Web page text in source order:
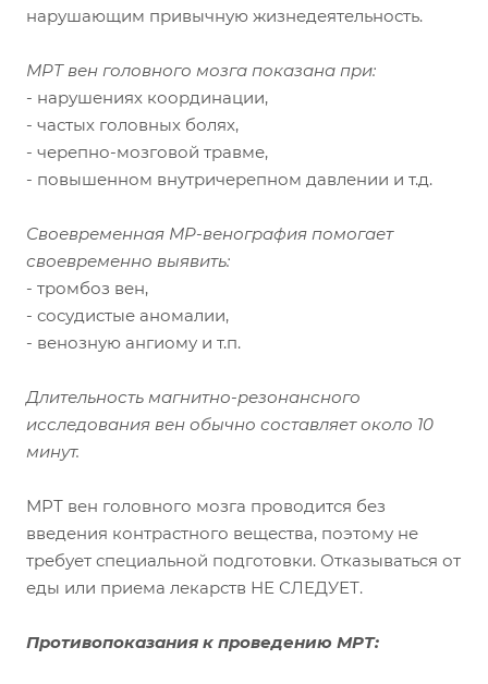
нарушающим привычную жизнедеятельность.
МРТ вен головного мозга показана при:
- нарушениях координации,
- частых головных болях,
- черепно-мозговой травме,
- повышенном внутричерепном давлении и т.д.
Своевременная МР-венография помогает
своевременно выявить:
- тромбоз вен,
- сосудистые аномалии,
- венозную ангиому и т.п.
Длительность магнитно-резонансного
исследования вен обычно составляет около 10
минут.
МРТ вен головного мозга проводится без
введения контрастного вещества, поэтому не
требует специальной подготовки. Отказываться от
еды или приема лекарств НЕ СЛЕДУЕТ.
Противопоказания к проведению МРТ: